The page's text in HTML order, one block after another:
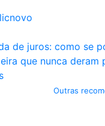
novo
de juros: como se
que nunca deram
Outras